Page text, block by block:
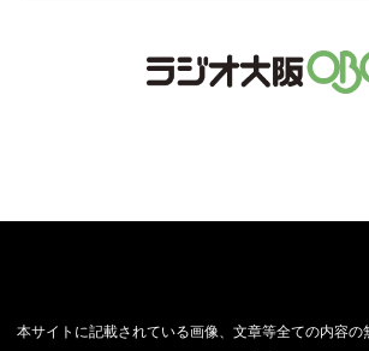
本サイトに記載されている画像、文章等全ての内容の